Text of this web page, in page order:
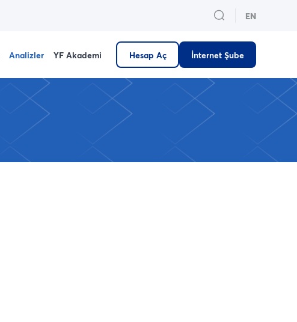
EN
Analizler YF Akademi Hesap Aç İnternet Şube